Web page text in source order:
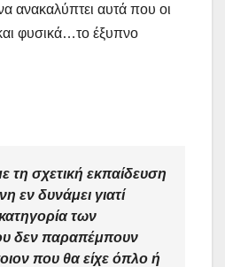
ανακαλύπτει αυτά που οι
φυσικά…το έξυπνο
τη σχετική εκπαίδευση
εν δυνάμει γιατί
των
δεν παραπέμπουν
που θα είχε όπλο ή